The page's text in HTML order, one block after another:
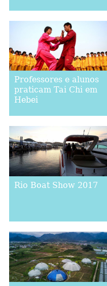
Professores e alunos
praticam Tai Chi em
Hebei
Rio Boat Show 2017